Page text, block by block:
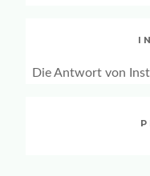
Die Antwort von